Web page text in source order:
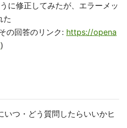
に修正してみたが、エラーメッ
た
の回答のリンク: https://opena
)
いつ・どう質問したらいいかヒ